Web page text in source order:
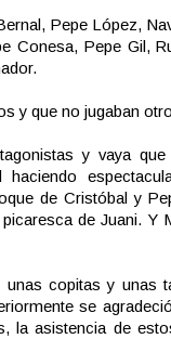
Pepe López,
Conesa, Pepe Gil,
y que no jugaban
y vaya
de Cristóbal y
de Juani. Y
copitas y unas
se
la asistencia de